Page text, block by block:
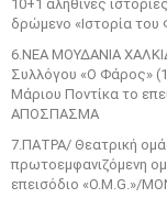
10+1 αληθινές
δρώμενο «Ιστορία
6.ΝΕΑ ΜΟΥΔΑΝΙΑ
Συλλόγου «Ο Φάρος»
Μάριου Ποντίκα το
ΑΠΟΣΠΑΣΜΑ
7.ΠΑΤΡΑ/ Θεατρική
πρωτοεμφανιζόμενη
επεισόδιο «O.M.G.»/